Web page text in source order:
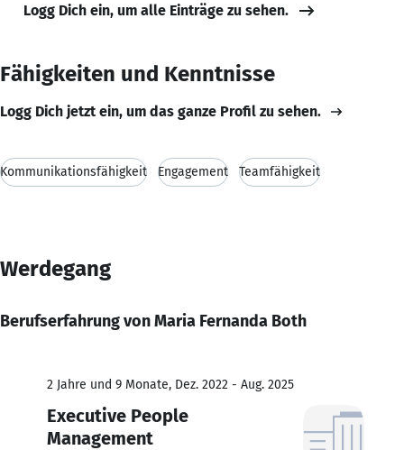
Logg Dich ein, um alle Einträge zu sehen.
Fähigkeiten und Kenntnisse
Logg Dich jetzt ein, um das ganze Profil zu sehen.
Kommunikationsfähigkeit Engagement Teamfähigkeit
Werdegang
Berufserfahrung von Maria Fernanda Both
2 Jahre und 9 Monate, Dez. 2022 - Aug. 2025
Executive People
Management